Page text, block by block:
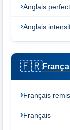
Anglais
Anglais intensif
🇫🇷
Français
Français